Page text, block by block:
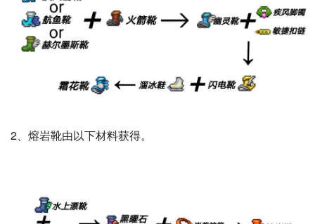
2、熔岩靴由以下材料获得。